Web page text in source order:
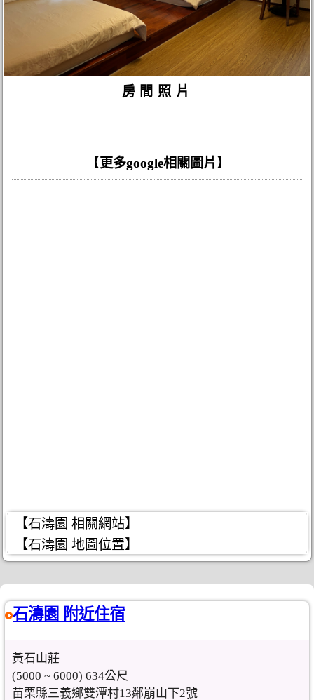
房間照片
【更多google相關圖片 】
【石濤園 相關網站】
【石濤園 地圖位置】
石濤園 附近住宿
黃石山莊
(5000 ~ 6000) 634公尺
苗栗縣三義鄉雙潭村13鄰崩山下2號